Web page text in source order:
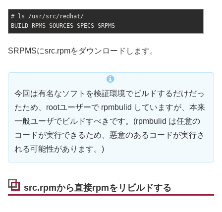
# ls /usr/src/redhat/
BUILD RPMS SOURCES SPECS SRPMS
SRPMSにsrc.rpmをダウンロードします。
今回は有名なソフトを検証環境でビルドするだけだっ
たため、rootユーザーで rpmbulid していますが、本来
一般ユーザでビルドすべきです。(rpmbulid は任意の
コードが実行できるため、悪意のあるコードが実行さ
れる可能性があります。)
src.rpmから直接rpmをリビルドする